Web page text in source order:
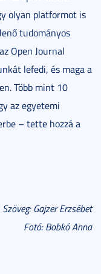
olyan platformot is
tudományos
Open Journal
lefedi, és maga a
Több mint 10
az egyetemi
– tette hozzá a
Szöveg: Gajzer Erzsébet
Fotó: Bobkó Anna